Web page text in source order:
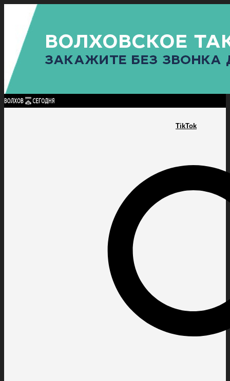
TikTok
Найти:
ГЛАВНАЯ ПОЛИТИКАПРОИСШЕСТВИЯ ПРОКУРАТУРАСПОРТ
ПОЛИТИКА
КУЛЬТУРА
ПОСЕЛЕНИЯ